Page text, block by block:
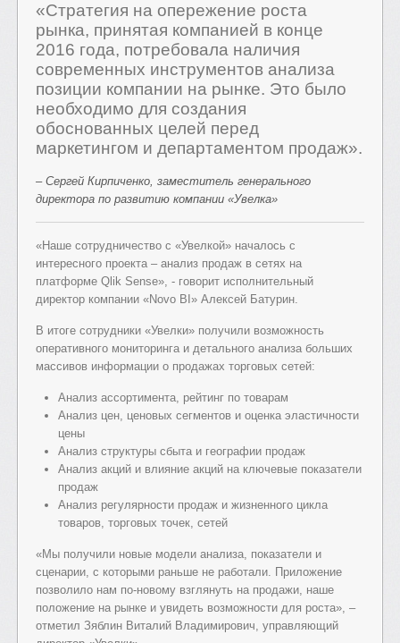
«Стратегия на опережение роста
рынка, принятая компанией в конце
2016 года, потребовала наличия
современных инструментов анализа
позиции компании на рынке. Это было
необходимо для создания
обоснованных целей перед
маркетингом и департаментом продаж».
– Сергей Кирпиченко, заместитель генерального
директора по развитию компании «Увелка»
«Наше сотрудничество с «Увелкой» началось с
интересного проекта – анализ продаж в сетях на
платформе Qlik Sense», - говорит исполнительный
директор компании «Novo BI» Алексей Батурин.
В итоге сотрудники «Увелки» получили возможность
оперативного мониторинга и детального анализа больших
массивов информации о продажах торговых сетей:
Анализ ассортимента, рейтинг по товарам
Анализ цен, ценовых сегментов и оценка эластичности
цены
Анализ структуры сбыта и географии продаж
Анализ акций и влияние акций на ключевые показатели
продаж
Анализ регулярности продаж и жизненного цикла
товаров, торговых точек, сетей
«Мы получили новые модели анализа, показатели и
сценарии, с которыми раньше не работали. Приложение
позволило нам по-новому взглянуть на продажи, наше
положение на рынке и увидеть возможности для роста», –
отметил Зяблин Виталий Владимирович, управляющий